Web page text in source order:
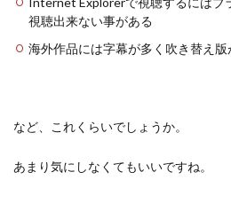
視聴出来ない事がある
海外作品には字幕が多く吹き替え版
など、これくらいでしょうか。
あまり気にしなくてもいいですね。